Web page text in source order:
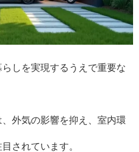
しを実現するうえで重要な
外気の影響を抑え、室内環
されています。